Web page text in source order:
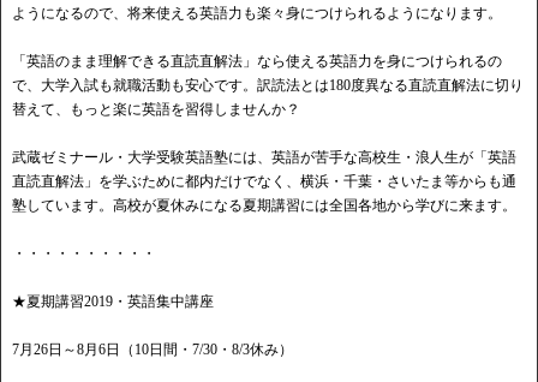
ようになるので、将来使える英語力も楽々身につけられるようになります。
「英語のまま理解できる直読直解法」なら使える英語力を身につけられるの
で、大学入試も就職活動も安心です。訳読法とは180度異なる直読直解法に切り
替えて、もっと楽に英語を習得しませんか？
武蔵ゼミナール・大学受験英語塾には、英語が苦手な高校生・浪人生が「英語
直読直解法」を学ぶために都内だけでなく、横浜・千葉・さいたま等からも通
塾しています。高校が夏休みになる夏期講習には全国各地から学びに来ます。
・・・・・・・・・・
★夏期講習2019・英語集中講座
7月26日～8月6日（10日間・7/30・8/3休み）